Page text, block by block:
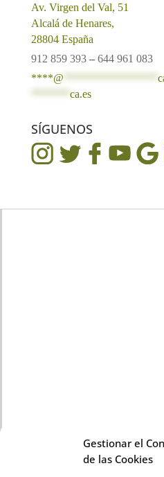
Gestionar el
de las Cookies
Av. Virgen del Val, 51
Alcalá de Henares,
28804 España
912 859 393– 644 961 083
****@
ca.es
SÍGUENOS